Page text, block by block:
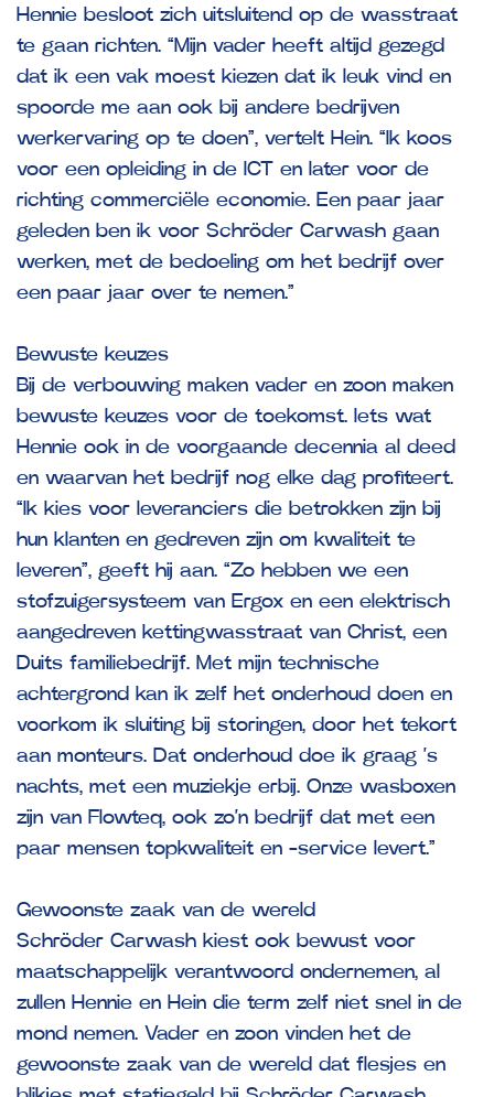
Hennie besloot zich uitsluitend op de wasstraat
te gaan richten. “Mijn vader heeft altijd gezegd
dat ik een vak moest kiezen dat ik leuk vind en
spoorde me aan ook bij andere bedrijven
werkervaring op te doen”, vertelt Hein. “Ik koos
voor een opleiding in de ICT en later voor de
richting commerciële economie. Een paar jaar
geleden ben ik voor Schröder Carwash gaan
werken, met de bedoeling om het bedrijf over
een paar jaar over te nemen.”
Bewuste keuzes
Bij de verbouwing maken vader en zoon maken
bewuste keuzes voor de toekomst. Iets wat
Hennie ook in de voorgaande decennia al deed
en waarvan het bedrijf nog elke dag profiteert.
“Ik kies voor leveranciers die betrokken zijn bij
hun klanten en gedreven zijn om kwaliteit te
leveren”, geeft hij aan. “Zo hebben we een
stofzuigersysteem van Ergox en een elektrisch
aangedreven kettingwasstraat van Christ, een
Duits familiebedrijf. Met mijn technische
achtergrond kan ik zelf het onderhoud doen en
voorkom ik sluiting bij storingen, door het tekort
aan monteurs. Dat onderhoud doe ik graag ’s
nachts, met een muziekje erbij. Onze wasboxen
zijn van Flowteq, ook zo’n bedrijf dat met een
paar mensen topkwaliteit en -service levert.”
Gewoonste zaak van de wereld
Schröder Carwash kiest ook bewust voor
maatschappelijk verantwoord ondernemen, al
zullen Hennie en Hein die term zelf niet snel in de
mond nemen. Vader en zoon vinden het de
gewoonste zaak van de wereld dat flesjes en